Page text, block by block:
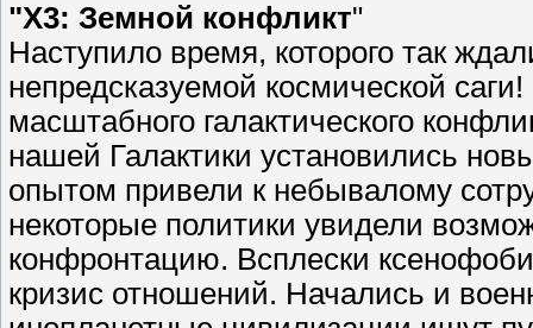
"X3: Земной конфликт"
Наступило время, которого так
непредсказуемой космической
масштабного галактического
нашей Галактики установились
опытом привели к небывалому
некоторые политики увидели
конфронтацию. Всплески
кризис отношений. Начались и